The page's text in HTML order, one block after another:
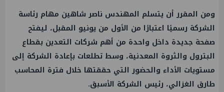
ومن المقرر أن يتسلم المهندس ناصر شاهين مهام رئاسة
الشركة رسميًا اعتبارًا من الأول من يونيو المقبل، ليفتح
صفحة جديدة داخل واحدة من أهم شركات التعدين بقطاع
البترول والثروة المعدنية، وسط تطلعات بإعادة الشركة إلى
مستويات الأداء والحضور التي حققتها خلال فترة المحاسب
طارق الغزالي، رئيس الشركة الأسبق.